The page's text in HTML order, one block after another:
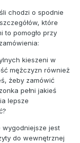
chodzi o spodnie
które
to pomogło przy
kieszeni w
mężczyzn również
żeby zamówić
pełni jakieś
lepsze
wygodniejsze jest
do wewnętrznej